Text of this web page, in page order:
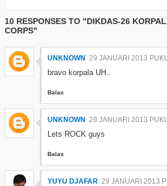
10 RESPONSES TO "DIKDAS-26
CORPS"
UNKNOWN 29 JANUARI 2013
bravo korpala UH..
Balas
UNKNOWN 29 JANUARI 2013
Lets ROCK guys
Balas
YUYU DJAFAR 29 JANUARI 2013